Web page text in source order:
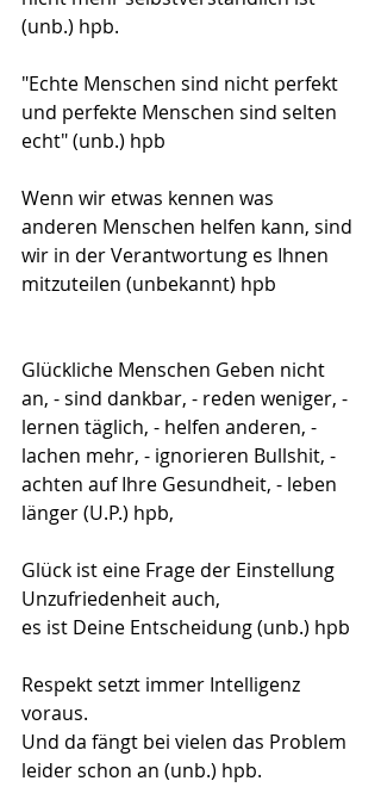
(unb.) hpb.
"Echte Menschen sind nicht perfekt
und perfekte Menschen sind selten
echt" (unb.) hpb
Wenn wir etwas kennen was
anderen Menschen helfen kann, sind
wir in der Verantwortung es Ihnen
mitzuteilen (unbekannt) hpb
Glückliche Menschen Geben nicht
an, - sind dankbar, - reden weniger, -
lernen täglich, - helfen anderen, -
lachen mehr, - ignorieren Bullshit, -
achten auf Ihre Gesundheit, - leben
länger (U.P.) hpb,
Glück ist eine Frage der Einstellung
Unzufriedenheit auch,
es ist Deine Entscheidung (unb.) hpb
Respekt setzt immer Intelligenz
voraus.
Und da fängt bei vielen das Problem
leider schon an (unb.) hpb.